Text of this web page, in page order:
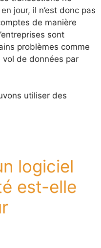
jour, il n’est donc pas
de manière
sont
problèmes comme
de données par
utiliser des
logiciel
est-elle